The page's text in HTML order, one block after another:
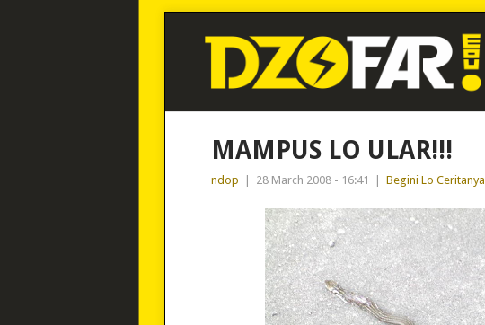
MAMPUS LO ULAR!!!
ndop 28 March 2008 - 16:41 Begini Lo Ceritanya